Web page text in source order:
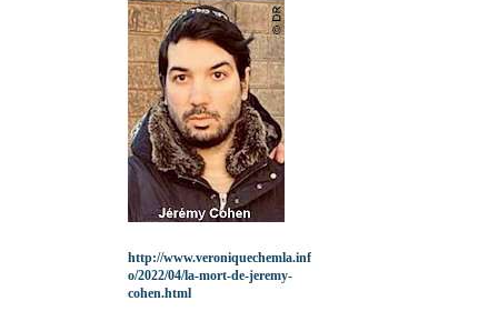
http://www.veroniquechemla.inf
o/2022/04/la-mort-de-jeremy-
cohen.html